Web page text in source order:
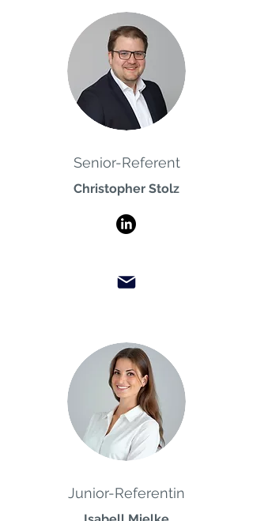
Senior-Referent
Christopher Stolz
Junior-Referentin